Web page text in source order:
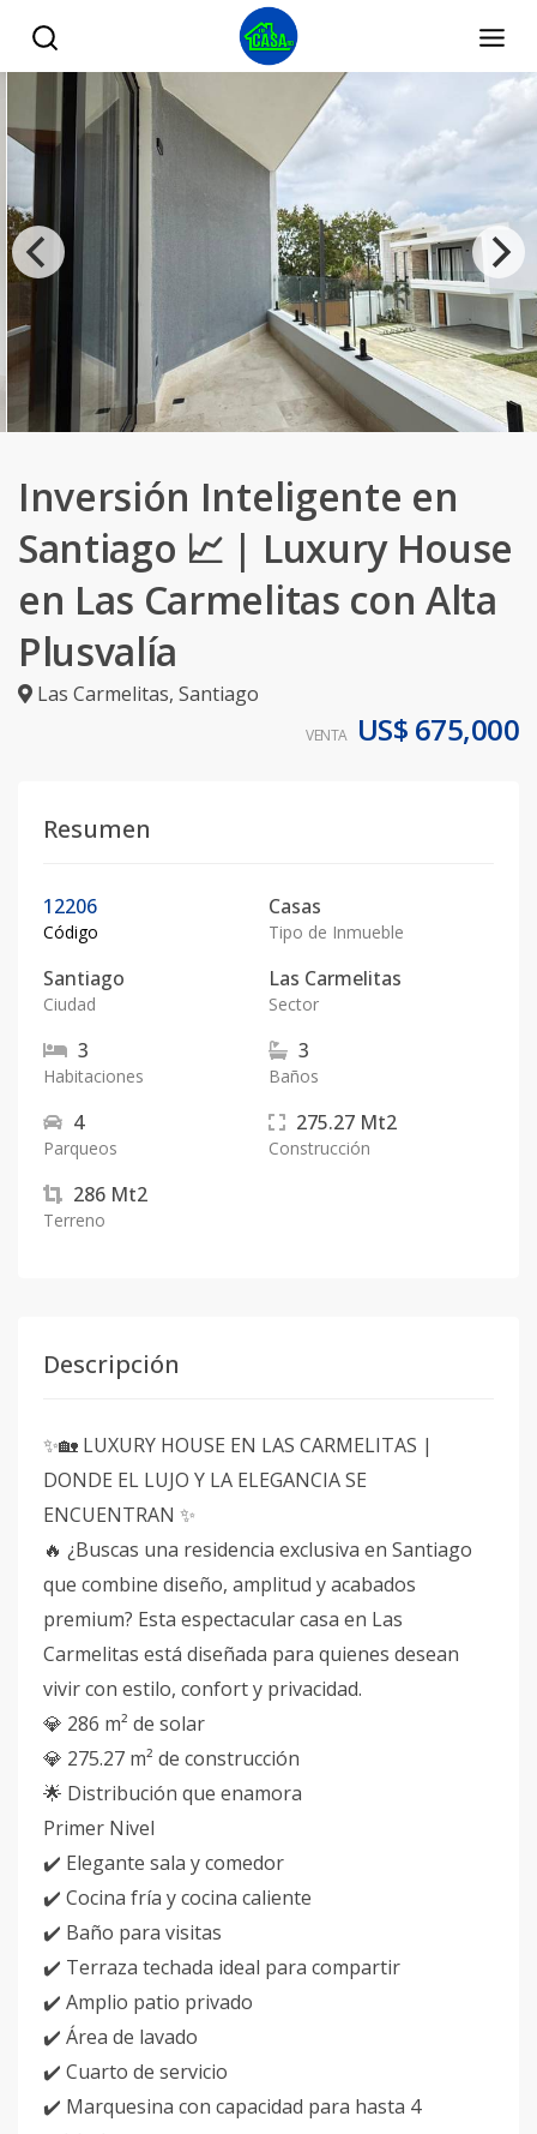
Inversión Inteligente en
Santiago 📈 | Luxury House
en Las Carmelitas con Alta
Plusvalía
Las Carmelitas, Santiago
VENTA US$ 675,000
Resumen
12206
Código
Casas
Tipo de Inmueble
Santiago
Ciudad
Las Carmelitas
Sector
3
Habitaciones
3
Baños
4
Parqueos
275.27 Mt2
Construcción
286 Mt2
Terreno
Descripción
✨🏡 LUXURY HOUSE EN LAS CARMELITAS |
DONDE EL LUJO Y LA ELEGANCIA SE
ENCUENTRAN ✨
🔥 ¿Buscas una residencia exclusiva en Santiago
que combine diseño, amplitud y acabados
premium? Esta espectacular casa en Las
Carmelitas está diseñada para quienes desean
vivir con estilo, confort y privacidad.
💎 286 m² de solar
💎 275.27 m² de construcción
🌟 Distribución que enamora
Primer Nivel
✔️ Elegante sala y comedor
✔️ Cocina fría y cocina caliente
✔️ Baño para visitas
✔️ Terraza techada ideal para compartir
✔️ Amplio patio privado
✔️ Área de lavado
✔️ Cuarto de servicio
✔️ Marquesina con capacidad para hasta 4